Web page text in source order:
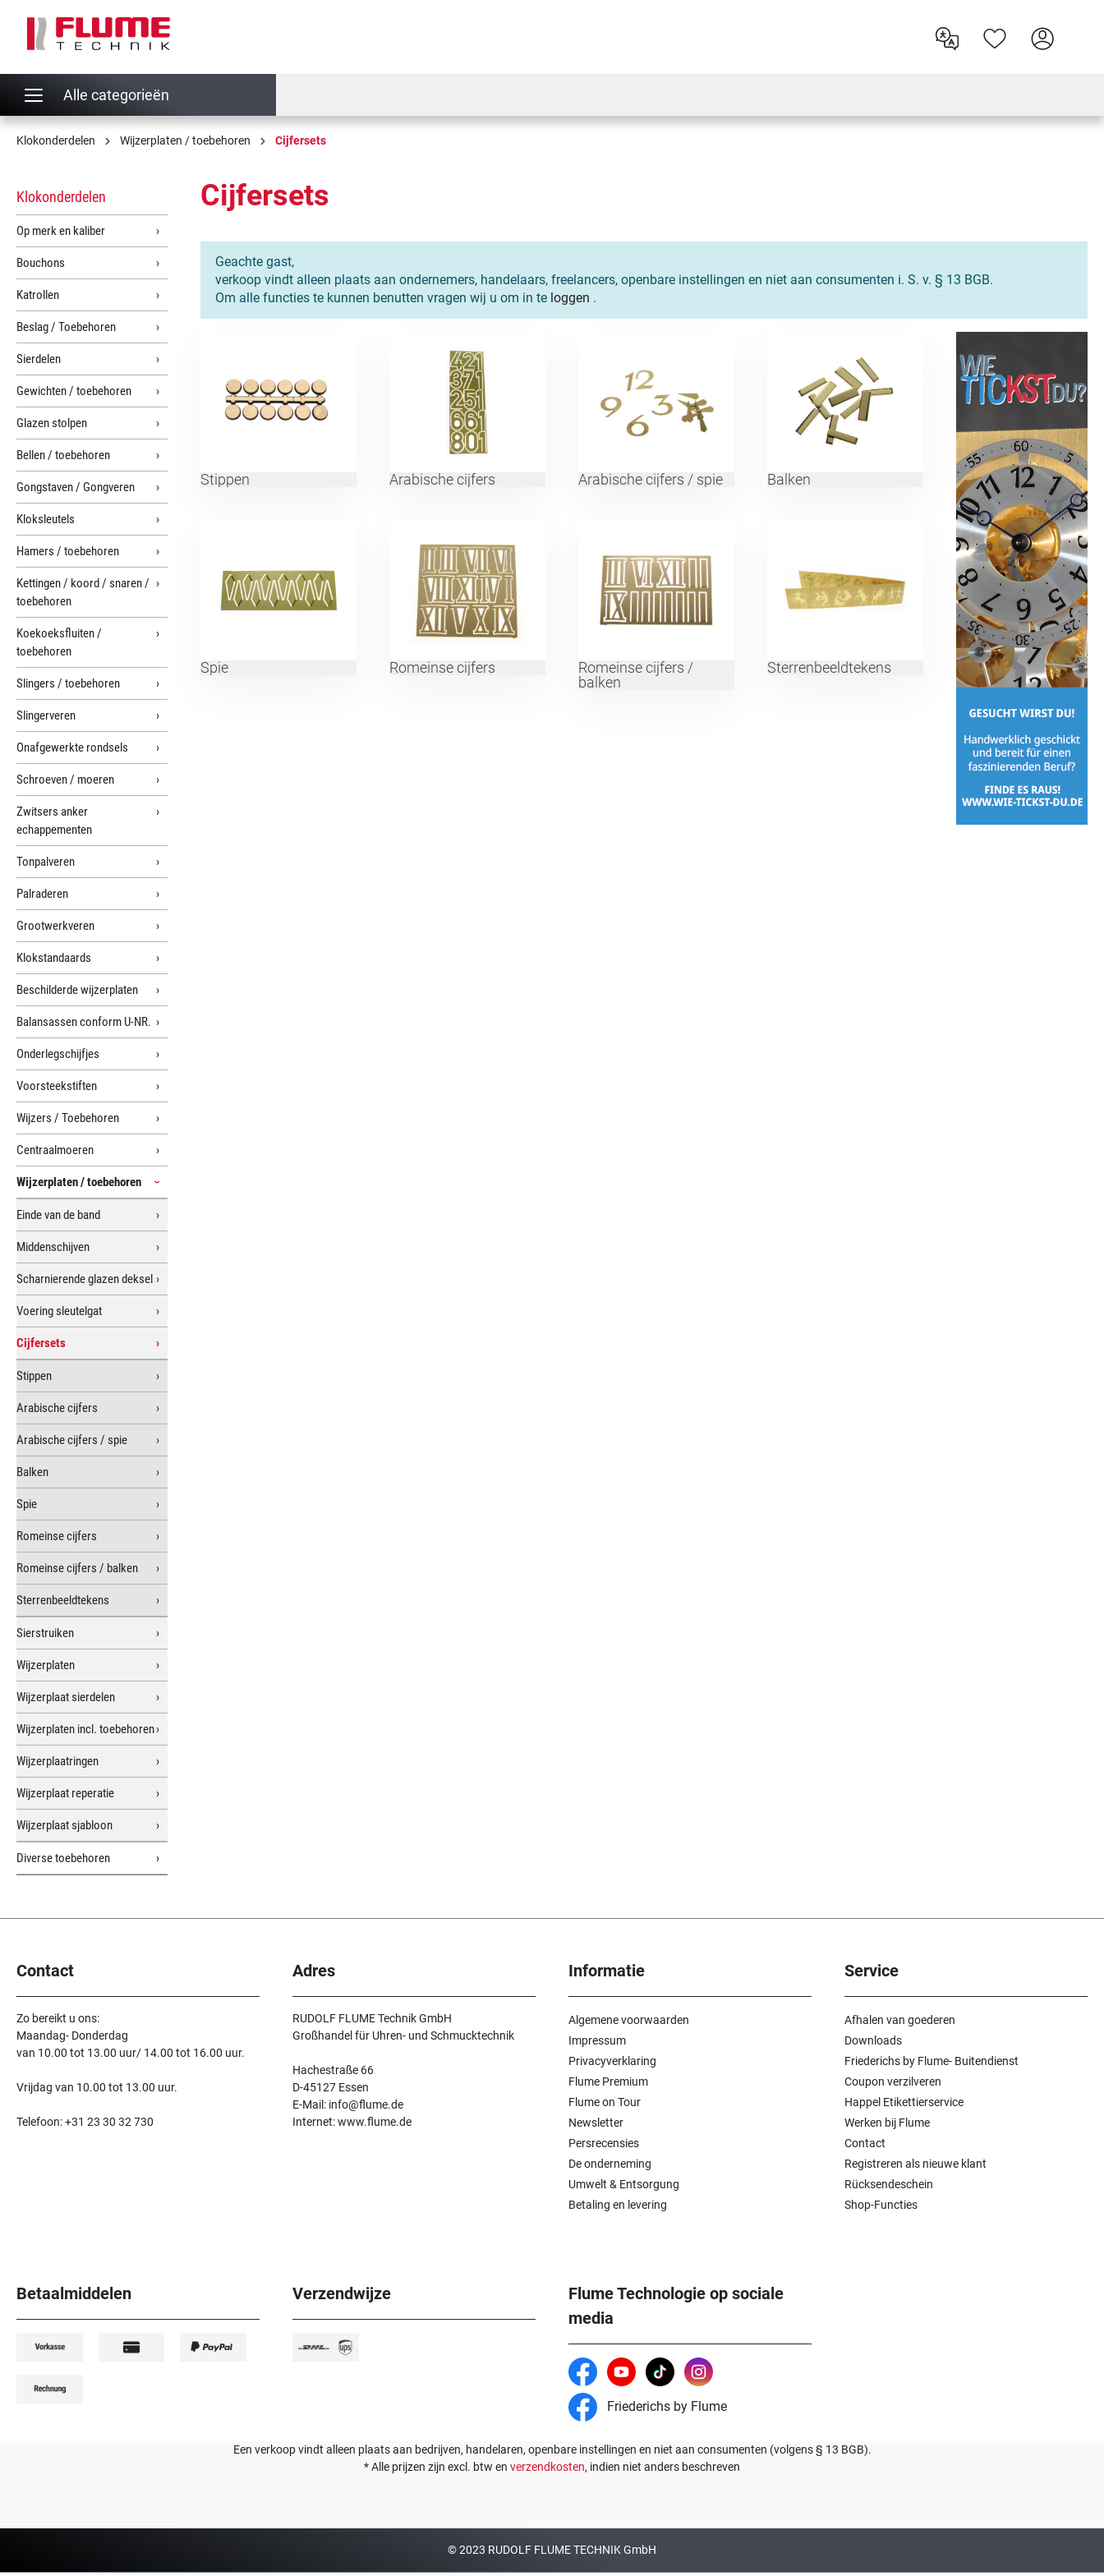
Ga naar de hoofdnavigatie
Alle categorieën
Klokonderdelen Wijzerplaten / toebehoren Cijfersets
Klokonderdelen
Op merk en kaliber
Bouchons
Katrollen
Beslag / Toebehoren
Sierdelen
Gewichten / toebehoren
Glazen stolpen
Bellen / toebehoren
Gongstaven / Gongveren
Kloksleutels
Hamers / toebehoren
Kettingen / koord / snaren /
toebehoren
Koekoeksfluiten /
toebehoren
Slingers / toebehoren
Slingerveren
Onafgewerkte rondsels
Schroeven / moeren
Zwitsers anker
echappementen
Tonpalveren
Palraderen
Grootwerkveren
Klokstandaards
Beschilderde wijzerplaten
Balansassen conform U-NR.
Onderlegschijfjes
Voorsteekstiften
Wijzers / Toebehoren
Centraalmoeren
Wijzerplaten / toebehoren
Einde van de band
Middenschijven
Scharnierende glazen deksel
Voering sleutelgat
Cijfersets
Stippen
Arabische cijfers
Arabische cijfers / spie
Balken
Spie
Romeinse cijfers
Romeinse cijfers / balken
Sterrenbeeldtekens
Sierstruiken
Wijzerplaten
Wijzerplaat sierdelen
Wijzerplaten incl. toebehoren
Wijzerplaatringen
Wijzerplaat reperatie
Wijzerplaat sjabloon
Diverse toebehoren
Cijfersets
Geachte gast,
verkoop vindt alleen plaats aan ondernemers, handelaars, freelancers, openbare instellingen en niet aan consumenten i. S. v. § 13 BGB.
Om alle functies te kunnen benutten vragen wij u om in te loggen .
Stippen Arabische cijfers Arabische cijfers / spie Balken
Spie Romeinse cijfers
Romeinse cijfers /
balken
Sterrenbeeldtekens
Contact
Zo bereikt u ons:
Maandag- Donderdag
van 10.00 tot 13.00 uur/ 14.00 tot 16.00 uur.
Vrijdag van 10.00 tot 13.00 uur.
Telefoon: +31 23 30 32 730
Adres
RUDOLF FLUME Technik GmbH
Großhandel für Uhren- und Schmucktechnik
Hachestraße 66
D-45127 Essen
E-Mail: info@flume.de
Internet: www.flume.de
Informatie
Algemene voorwaarden
Impressum
Privacyverklaring
Flume Premium
Flume on Tour
Newsletter
Persrecensies
De onderneming
Umwelt & Entsorgung
Betaling en levering
Service
Afhalen van goederen
Downloads
Friederichs by Flume- Buitendienst
Coupon verzilveren
Happel Etikettierservice
Werken bij Flume
Contact
Registreren als nieuwe klant
Rücksendeschein
Shop-Functies
Betaalmiddelen Verzendwijze
Flume Technologie op sociale
media
Friederichs by Flume
Een verkoop vindt alleen plaats aan bedrijven, handelaren, openbare instellingen en niet aan consumenten (volgens § 13 BGB).
* Alle prijzen zijn excl. btw en verzendkosten, indien niet anders beschreven
© 2023 RUDOLF FLUME TECHNIK GmbH